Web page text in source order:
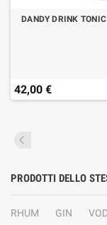
DANDY DRINK
42,00 €
PRODOTTI DELLO
RHUM GIN